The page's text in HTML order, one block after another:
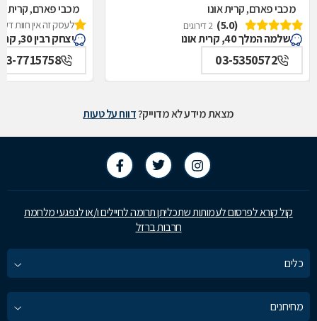
מכבי פארם, קרית אונו
(5.0)
2 דירוגים
שלמה המלך 40, קרית אונו
03-5350572
מכבי פארם, קרית
לעסק זה אין חוות
יצחק רבין 30, קרית אונו
7715758
מצאת מידע לא מדוייק?דווח על טעות
קול קורא לפרסום לעמותות שתכליתן תרומה לחיילים ו/או לנפגעי מלחמת
חרבות ברזל
כלים
מחירונים